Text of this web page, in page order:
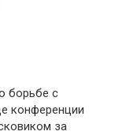
борьбе с
конференции
за